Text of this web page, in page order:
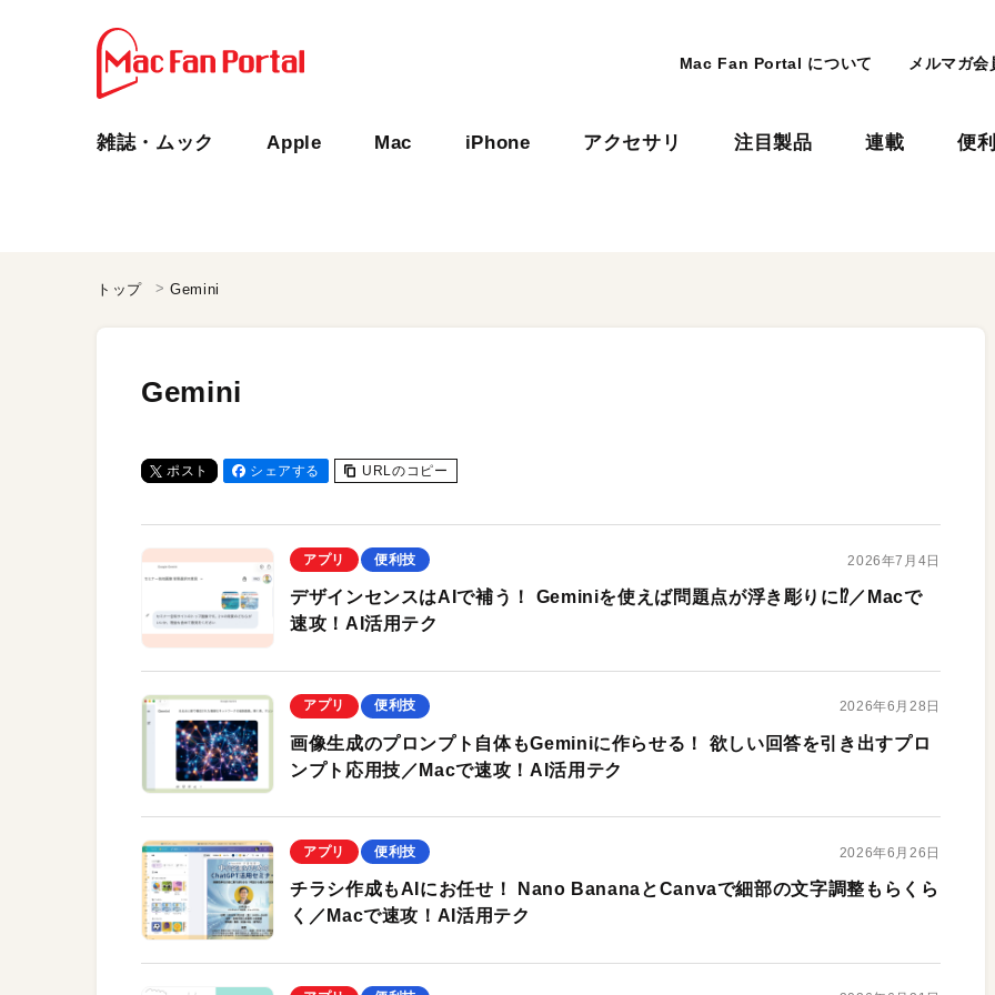
Mac Fan Portal について メルマガ会
雑誌・ムック Apple Mac iPhone アクセサリ 注目製品 連載 便
トップ Gemini
Gemini
ポスト シェアする URLのコピー
アプリ 便利技 2026年7月4日
デザインセンスはAIで補う！ Geminiを使えば問題点が浮き彫りに⁉︎／Macで
速攻！AI活用テク
アプリ 便利技 2026年6月28日
画像生成のプロンプト自体もGeminiに作らせる！ 欲しい回答を引き出すプロ
ンプト応用技／Macで速攻！AI活用テク
アプリ 便利技 2026年6月26日
チラシ作成もAIにお任せ！ Nano BananaとCanvaで細部の文字調整もらくら
く／Macで速攻！AI活用テク